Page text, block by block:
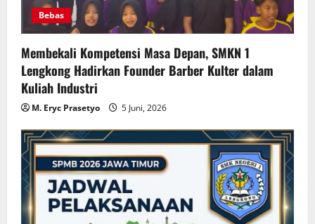
Bebas
Membekali Kompetensi Masa Depan, SMKN 1
Lengkong Hadirkan Founder Barber Kulter dalam
Kuliah Industri
M. Eryc Prasetyo 5 Juni, 2026